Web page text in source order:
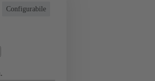
Configurabile